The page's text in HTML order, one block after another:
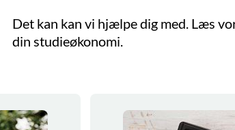
Det kan kan vi hjælpe dig med. Læs
din studieøkonomi.